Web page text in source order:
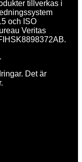
tillverkas i
och ISO
Veritas
Det är